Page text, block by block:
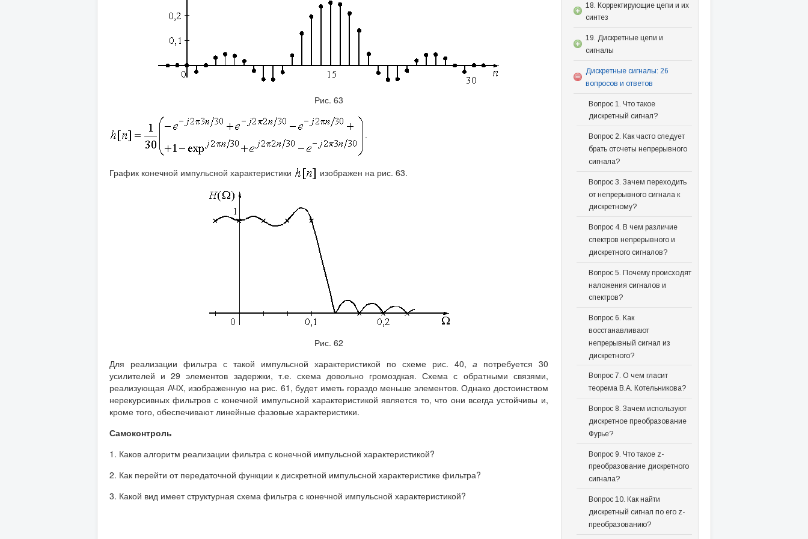
Рис. 63
.
График конечной импульсной характеристики изображен на рис. 63.
Рис. 62
Для реализации фильтра с такой импульсной характеристикой по схеме рис. 40, апотребуется 30
усилителей и 29 элементов задержки, т.е. схема довольно громоздкая. Схема с обратными связями,
реализующая АЧХ, изображенную на рис. 61, будет иметь гораздо меньше элементов. Однако достоинством
нерекурсивных фильтров с конечной импульсной характеристикой является то, что они всегда устойчивы и,
кроме того, обеспечивают линейные фазовые характеристики.
Самоконтроль
1. Каков алгоритм реализации фильтра с конечной импульсной характеристикой?
2. Как перейти от передаточной функции к дискретной импульсной характеристике фильтра?
3. Какой вид имеет структурная схема фильтра с конечной импульсной характеристикой?
18. Корректирующие цепи и их
синтез
19. Дискретные цепи и
сигналы
Дискретные сигналы: 26
вопросов и ответов
Вопрос 1. Что такое
дискретный сигнал?
Вопрос 2. Как часто следует
брать отсчеты непрерывного
сигнала?
Вопрос 3. Зачем переходить
от непрерывного сигнала к
дискретному?
Вопрос 4. В чем различие
спектров непрерывного и
дискретного сигналов?
Вопрос 5. Почему происходят
наложения сигналов и
спектров?
Вопрос 6. Как
восстанавливают
непрерывный сигнал из
дискретного?
Вопрос 7. О чем гласит
теорема В.А. Котельникова?
Вопрос 8. Зачем используют
дискретное преобразование
Фурье?
Вопрос 9. Что такое z-
преобразование дискретного
сигнала?
Вопрос 10. Как найти
дискретный сигнал по его z-
преобразованию?